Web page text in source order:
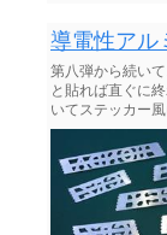
導電性アル
第八弾から続い
と貼れば直ぐに
いてステッカー